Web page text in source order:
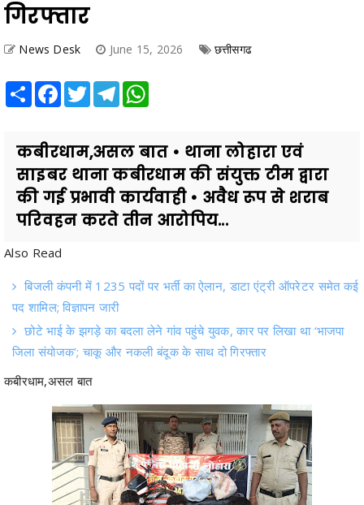
गिरफ्तार
News Desk June 15, 2026 छत्तीसगढ
Share Facebook
Twitter Telegram
कबीरधाम,असल बात • थाना लोहारा एवं
साइबर थाना कबीरधाम की संयुक्त टीम द्वारा
की गई प्रभावी कार्यवाही • अवैध रूप से शराब
परिवहन करते तीन आरोपिय...
Also Read
बिजली कंपनी में 1235 पदों पर भर्ती का ऐलान, डाटा एंट्री ऑपरेटर समेत कई
पद शामिल; विज्ञापन जारी
छोटे भाई के झगड़े का बदला लेने गांव पहुंचे युवक, कार पर लिखा था ‘भाजपा
जिला संयोजक’; चाकू और नकली बंदूक के साथ दो गिरफ्तार
कबीरधाम,असल बात